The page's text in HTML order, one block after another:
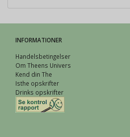
INFORMATIONER
Handelsbetingelser
Om Theens Univers
Kend din The
Isthe opskrifter
Drinks opskrifter